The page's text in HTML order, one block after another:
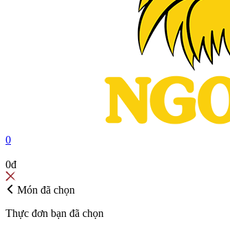
0
0đ
Món đã chọn
Thực đơn bạn đã chọn